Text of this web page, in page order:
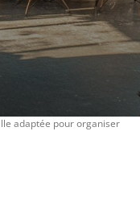
adaptée pour organiser